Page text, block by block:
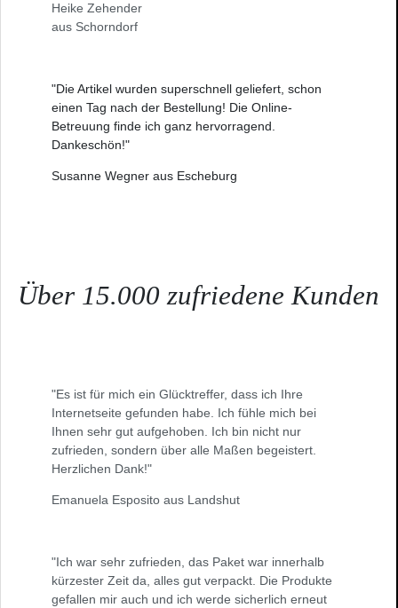
Heike Zehender
aus Schorndorf
"Die Artikel wurden superschnell geliefert, schon
einen Tag nach der Bestellung! Die Online-
Betreuung finde ich ganz hervorragend.
Dankeschön!"
Susanne Wegner aus Escheburg
Über 15.000 zufriedene Kunden
"Es ist für mich ein Glücktreffer, dass ich Ihre
Internetseite gefunden habe. Ich fühle mich bei
Ihnen sehr gut aufgehoben. Ich bin nicht nur
zufrieden, sondern über alle Maßen begeistert.
Herzlichen Dank!"
Emanuela Esposito aus Landshut
"Ich war sehr zufrieden, das Paket war innerhalb
kürzester Zeit da, alles gut verpackt. Die Produkte
gefallen mir auch und ich werde sicherlich erneut